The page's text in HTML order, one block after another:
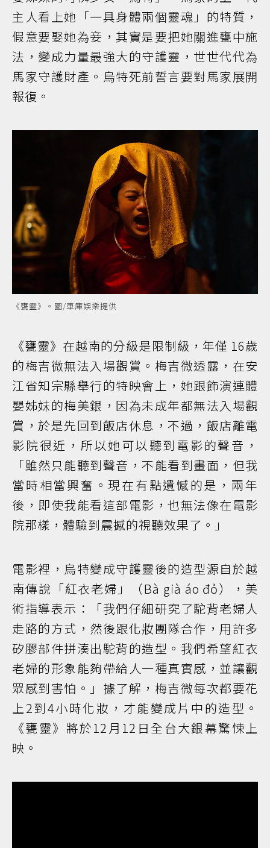
主人看上她「一具身體兩個靈魂」的特質，
假意要娶她為妾，其實是要把她關進甕中施
法，變成力量最強大的守護靈，世世代代為
馬家守護財產。烏特死前誓言要對馬家展開
報復。
《甕靈》。圖/車庫娛樂提供
《甕靈》在越南的分級是限制級，年僅 16歲
的梅吉微無法入場觀賞。梅吉微透露，在安
江省知宗縣舉行的特映會上，她跟飾演連體
嬰姊妹的梅美銀，因為未成年都無法入場觀
賞，於是先回到飯店休息，不過，飯店離電
影院很近，所以她可以聽到電影的聲音，
「雖然只能聽到聲音，不能看到畫面，但我
當時相當興奮。現在有點遺憾的是，兩年
後，即使我能看這部電影，也無法像在電影
院那樣，體驗到震撼的視聽效果了。」
電影裡，烏特變成守護靈後的造型源自於越
南傳說「紅衣老婦」（Bà già áo đỏ），美
術指導表示：「我們仔細研究了駝背老婦人
走路的方式，然後跟化妝團隊合作，用許多
矽膠部件拼湊出駝背的造型。我們希望紅衣
老婦的形象能夠帶給人一種真實感，並讓觀
眾感到害怕。」據了解，梅吉微每次都要花
上2到4小時化妝，才能變成片中的造型。
《甕靈》將於12月12日全台大銀幕驚悚上
映。